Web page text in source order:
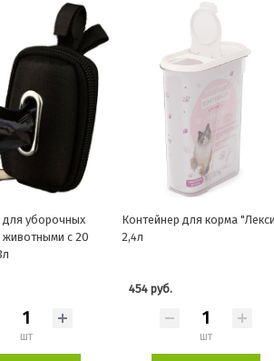
для уборочных
животными с 20
шт
Контейнер для корма
2,4л
454 руб.
шт